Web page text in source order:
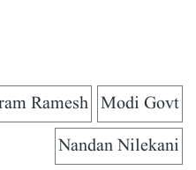
Modi Govt
Ramesh
Nandan Nilekani